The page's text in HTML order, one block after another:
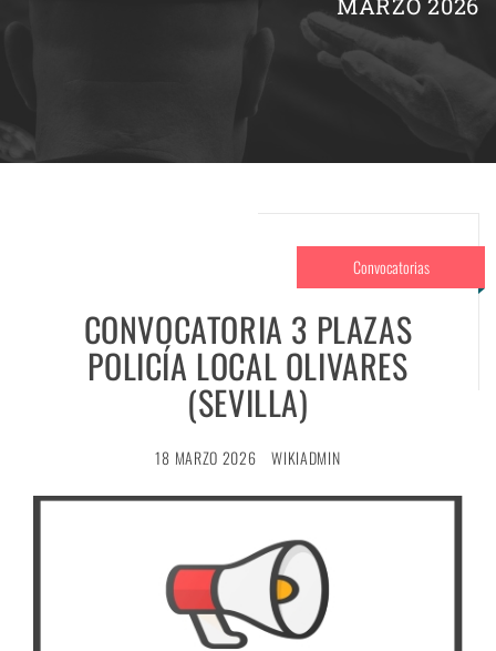
Convocatorias
CONVOCATORIA 3 PLAZAS
POLICÍA LOCAL OLIVARES
(SEVILLA)
18 MARZO 2026 WIKIADMIN